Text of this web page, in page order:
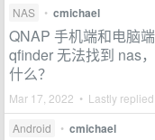
NAS • cmichael
QNAP 手机端和电脑
qfinder 无法找到 nas
什么？
Mar 17, 2022 • Lastly
Android • cmichael